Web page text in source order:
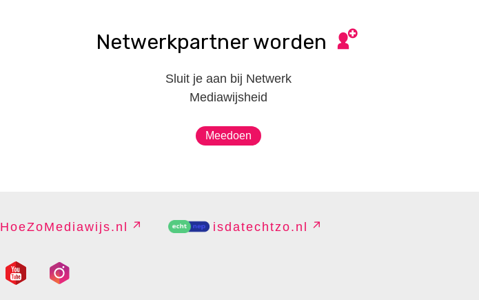
Netwerkpartner worden
Sluit je aan bij Netwerk
Mediawijsheid
Meedoen
HoeZoMediawijs.nl isdatechtzo.nl